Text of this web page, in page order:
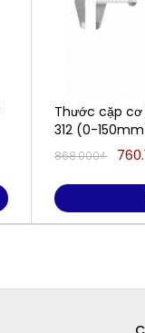
Thước cặp cơ
312 (0-
868.000₫